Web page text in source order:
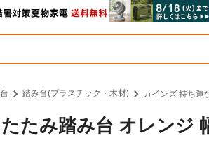
踏み台(プラスチック・木材) カインズ 持ち運
たみ踏み台 オレンジ